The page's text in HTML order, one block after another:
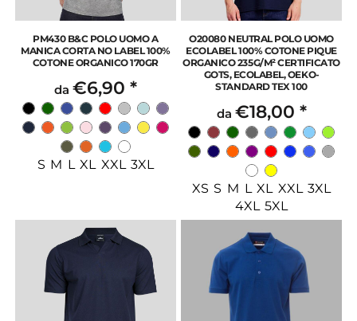
PM430 B&C POLO UOMO A
MANICA CORTA NO LABEL 100%
COTONE ORGANICO 170GR
da €6,90 *
S M L XL XXL 3XL
O20080 NEUTRAL POLO UOMO
ECOLABEL 100% COTONE PIQUE
ORGANICO 235G/M² CERTIFICATO
GOTS, ECOLABEL, OEKO-
STANDARD TEX 100
da €18,00 *
XS S M L XL XXL 3XL
4XL 5XL